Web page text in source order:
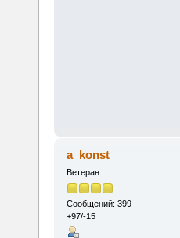
a_konst
Ветеран
Сообщений: 399
+97/-15